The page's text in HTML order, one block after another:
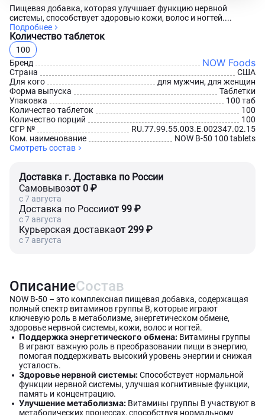
Пищевая добавка, которая улучшает функцию нервной
системы, способствует здоровью кожи, волос и ногтей....
Подробнее
Количество таблеток
100
Бренд
NOW Foods
Страна
США
Для кого
для мужчин, для женщин
Форма выпуска
Таблетки
Упаковка
100 таб
Количество таблеток
100
Количество порций
100
СГР №
RU.77.99.55.003.Е.002347.02.15
Ком. наименование
NOW B-50 100 tablets
Смотреть состав
Доставка г. Доставка по России
Самовывозот 0 ₽
c 7 августа
Доставка по Россииот 99 ₽
c 7 августа
Курьерская доставкаот 299 ₽
c 7 августа
ОписаниеСостав
NOW B-50 – это комплексная пищевая добавка, содержащая
полный спектр витаминов группы B, которые играют
ключевую роль в метаболизме, энергетическом обмене,
здоровье нервной системы, кожи, волос и ногтей.
Поддержка энергетического обмена: Витамины группы
B играют важную роль в преобразовании пищи в энергию,
помогая поддерживать высокий уровень энергии и снижая
усталость.
Здоровье нервной системы:Способствует нормальной
функции нервной системы, улучшая когнитивные функции,
память и концентрацию.
Улучшение метаболизма: Витамины группы B участвуют в
метаболических процессах, способствуя нормальному